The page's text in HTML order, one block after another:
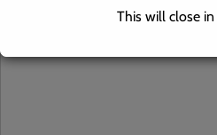
This will close in